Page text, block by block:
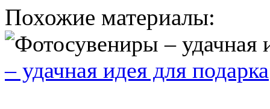
Похожие материалы:
– удачная идея для подарка